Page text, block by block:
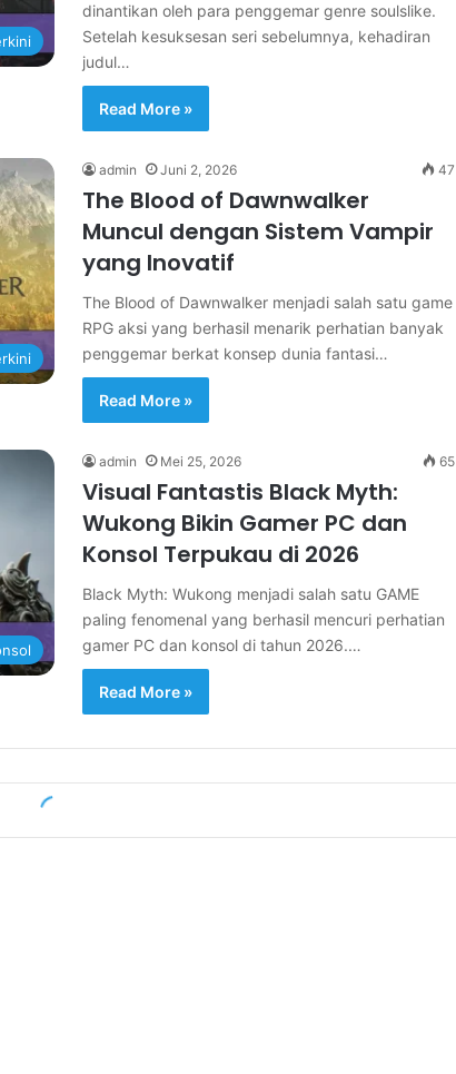
dinantikan oleh para penggemar genre soulslike.
Setelah kesuksesan seri sebelumnya, kehadiran
judul…
Read More »
admin Juni 2, 2026 47
The Blood of Dawnwalker
Muncul dengan Sistem Vampir
yang Inovatif
The Blood of Dawnwalker menjadi salah satu game
RPG aksi yang berhasil menarik perhatian banyak
penggemar berkat konsep dunia fantasi…
Read More »
admin Mei 25, 2026 65
Visual Fantastis Black Myth:
Wukong Bikin Gamer PC dan
Konsol Terpukau di 2026
Black Myth: Wukong menjadi salah satu GAME
paling fenomenal yang berhasil mencuri perhatian
gamer PC dan konsol di tahun 2026.…
Read More »